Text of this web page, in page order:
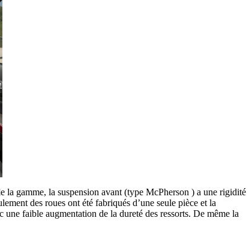
la gamme, la suspension avant (type McPherson ) a une rigidité
des roues ont été fabriqués d’une seule pièce et la
faible augmentation de la dureté des ressorts. De même la